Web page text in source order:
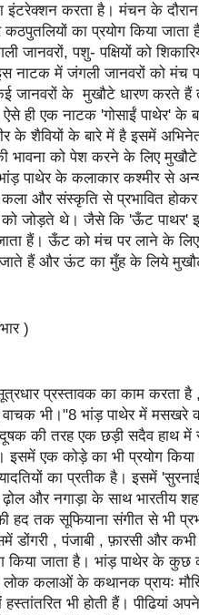
इंटरेक्शन करता है। मंचन के
का प्रयोग किया जाता
जानवरों, पशु- पक्षियों को
नाटक में जंगली जानवरों को मंच
जानवरों के मुखौटे धारण करते हैं
ही एक नाटक 'गोसाईं पाथेर' के
के शैवियों के बारे में है इसमें
भावना को पेश करने के लिए
पाथेर के कलाकार कश्मीर से
और संस्कृति से प्रभावित
जोड़ते थे। जैसे कि 'ऊँट पाथर'
जाता हैं। ऊँट को मंच पर लाने के
हैं और ऊंट का मुँह के लिये मुखौटा
)
प्रस्तावक का काम करता
भी।"8 भांड़ पाथेर में मसखरे
की तरह एक छड़ी सदैव हाथ
इसमें एक कोड़े का भी प्रयोग
का प्रतीक है। इसमें
ढ़ोल और नगाड़ा के साथ भारतीय
हद तक सूफियाना संगीत से भी
डोंगरी , पंजाबी , फ़ारसी और
किया जाता है। भांड़ पाथेर के
कलाओं के कथानक प्रायः
हस्तांतरित भी होती हैं। पीढियां